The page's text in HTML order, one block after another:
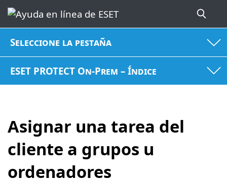
Seleccione la pestaña
ESET PROTECT On-Prem – Índice
Asignar una tarea del
cliente a grupos u
ordenadores